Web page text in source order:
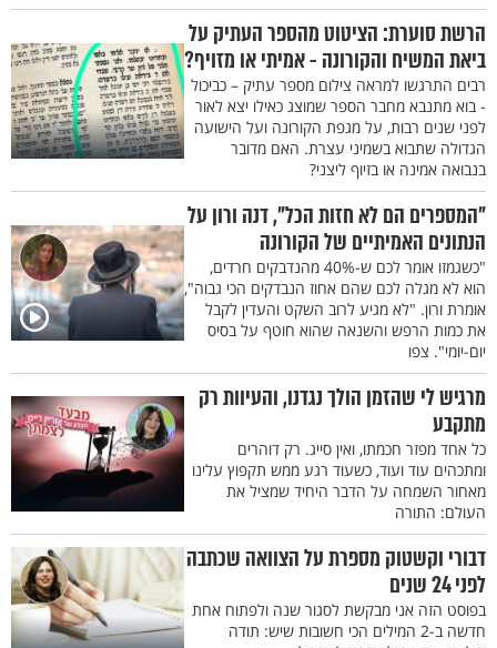
הרשת סוערת: הציטוט מהספר העתיק על
ביאת המשיח והקורונה - אמיתי או מזויף?
רבים התרגשו למראה צילום מספר עתיק – כביכול
- בוא מתנבא מחבר הספר שמוצג כאילו יצא לאור
לפני שנים רבות, על מגפת הקורונה ועל הישועה
הגדולה שתבוא בשמיני עצרת. האם מדובר
בנבואה אמינה או בזיוף ליצני?
"המספרים הם לא חזות הכל", דנה ורון על
הנתונים האמיתיים של הקורונה
"כשגמזו אומר לכם ש-40% מהנדבקים חרדים,
הוא לא מגלה לכם שהם אחוז הנבדקים הכי גבוה",
אומרת ורון. "לא מגיע לרוב השקט והעדין לקבל
את כמות הרפש והשנאה שהוא חוטף על בסיס
יום-יומי". צפו
מרגיש לי שהזמן הולך נגדנו, והעיוות רק
מתקבע
כל אחד מפזר חכמתו, ואין סייג. רק דוהרים
ומתכהים עוד ועוד, כשעוד רגע ממש תקפוץ עלינו
מאחור השמחה על הדבר היחיד שמציל את
העולם: התורה
דבורי וקשטוק מספרת על הצוואה שכתבה
לפני 24 שנים
בפוסט הזה אני מבקשת לסגור שנה ולפתוח אחת
חדשה ב-2 המילים הכי חשובות שיש: תודה